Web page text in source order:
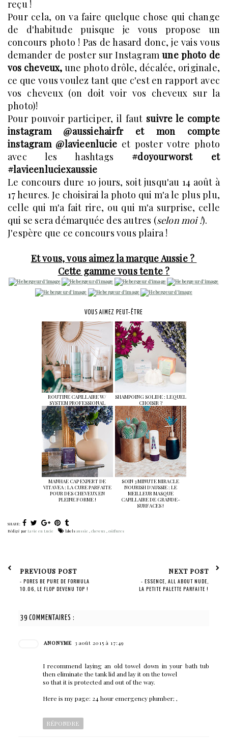
reçu !
Pour cela, on va faire quelque chose qui change
de d'habitude puisque je vous propose un
concours photo ! Pas de hasard donc, je vais vous
demander de poster sur Instagramune photo de
vos cheveux, une photo drôle, décalée, originale,
ce que vous voulez tant que c'est en rapport avec
vos cheveux (on doit voir vos cheveux sur la
photo)!
Pour pouvoir participer, il faut suivre le compte
instagram @aussiehairfr et mon compte
instagram @lavieenlucie et poster votre photo
avec les hashtags#doyourworst et
#lavieenluciexaussie
Le concours dure 10 jours, soit jusqu'au 14 août à
17 heures. Je choisirai la photo qui m'a le plus plu,
celle qui m'a fait rire, ou qui m'a surprise, celle
qui se sera démarquée des autres (selon moi !).
J'espère que ce concours vous plaira !
Et vous, vous aimez la marque Aussie ?
Cette gamme vous tente ?
VOUS AIMEZ PEUT-ÊTRE
ROUTINE CAPILLAIRE W/
SYSTEM PROFESSIONAL
SHAMPOING SOLIDE : LEQUEL
CHOISIR ?
MANHAE CAP EXPERT DE
VITAVEA : LA CURE PARFAITE
POUR DES CHEVEUX EN
PLEINE FORME !
SOIN 3 MINUTE MIRACLE
NOURISH D'AUSSIE : LE
MEILLEUR MASQUE
CAPILLAIRE DE GRANDE-
SURFACES !
SHARE:
Rédigé par La vie en Lucie labels aussie , cheveux , coiffures
PREVIOUS POST
- PORES BE PURE DE FORMULA
10.06, LE FLOP DEVENU TOP !
NEXT POST
- ESSENCE, ALL ABOUT NUDE,
LA PETITE PALETTE PARFAITE !
39 COMMENTAIRES :
ANONYME 3 août 2015 à 17:49
I recommend laying an old towel down in your bath tub
then eliminate the tank lid and lay it on the towel
so that it is protected and out of the way.
Here is my page: 24 hour emergency plumber; ,
RÉPONDRE